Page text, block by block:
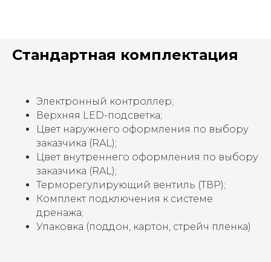
Стандартная комплектация
Электронный контроллер;
Верхняя LED-подсветка;
Цвет наружнего оформления по выбору
заказчика (RAL);
Цвет внутреннего оформления по выбору
заказчика (RAL);
Терморегулирующий вентиль (ТВР);
Комплект подключения к системе
дренажа;
Упаковка (поддон, картон, стрейч пленка)